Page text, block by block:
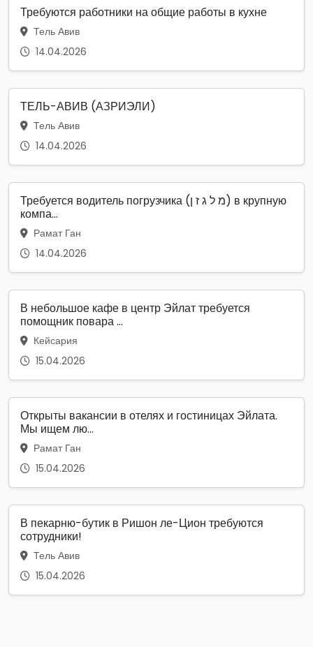
Требуются работники на общие работы в кухне
Тель Авив
14.04.2026
ТЕЛЬ-АВИВ (АЗРИЭЛИ)
Тель Авив
14.04.2026
Требуется водитель погрузчика (מ ל ג ז ן) в крупную
компа...
Рамат Ган
14.04.2026
В небольшое кафе в центр Эйлат требуется
помощник повара ...
Кейсария
15.04.2026
Открыты вакансии в отелях и гостиницах Эйлата.
Мы ищем лю...
Рамат Ган
15.04.2026
В пекарню-бутик в Ришон ле-Цион требуются
сотрудники!
Тель Авив
15.04.2026